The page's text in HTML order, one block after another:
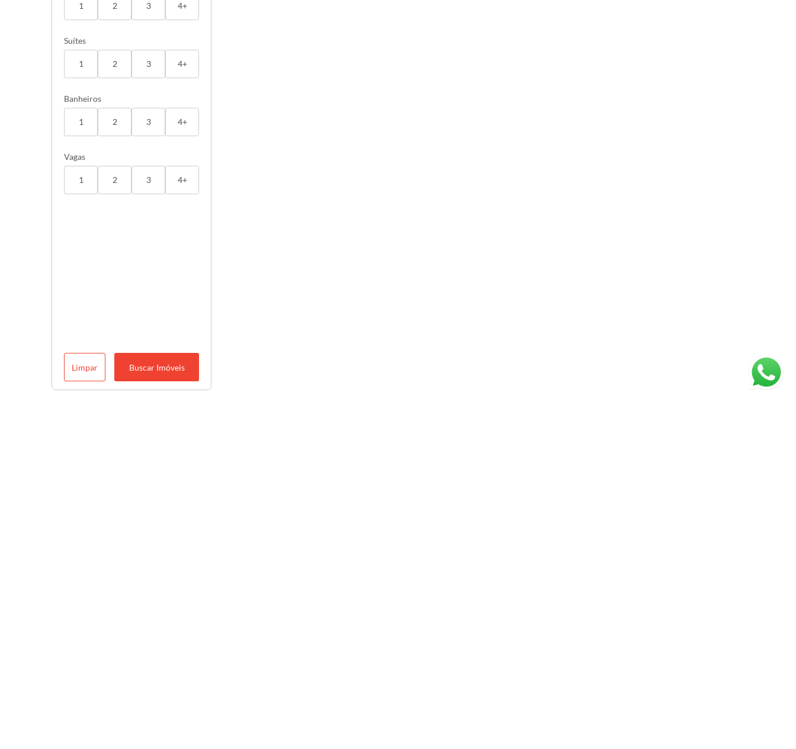
1 2 3 4+
Suítes
1 2 3 4+
Banheiros
1 2 3 4+
Vagas
1 2 3 4+
Limpar Buscar Imóveis